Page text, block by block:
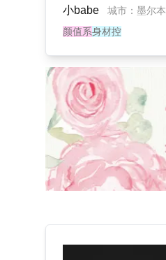
小babe 城市 ： 墨尔本
颜值系身材控